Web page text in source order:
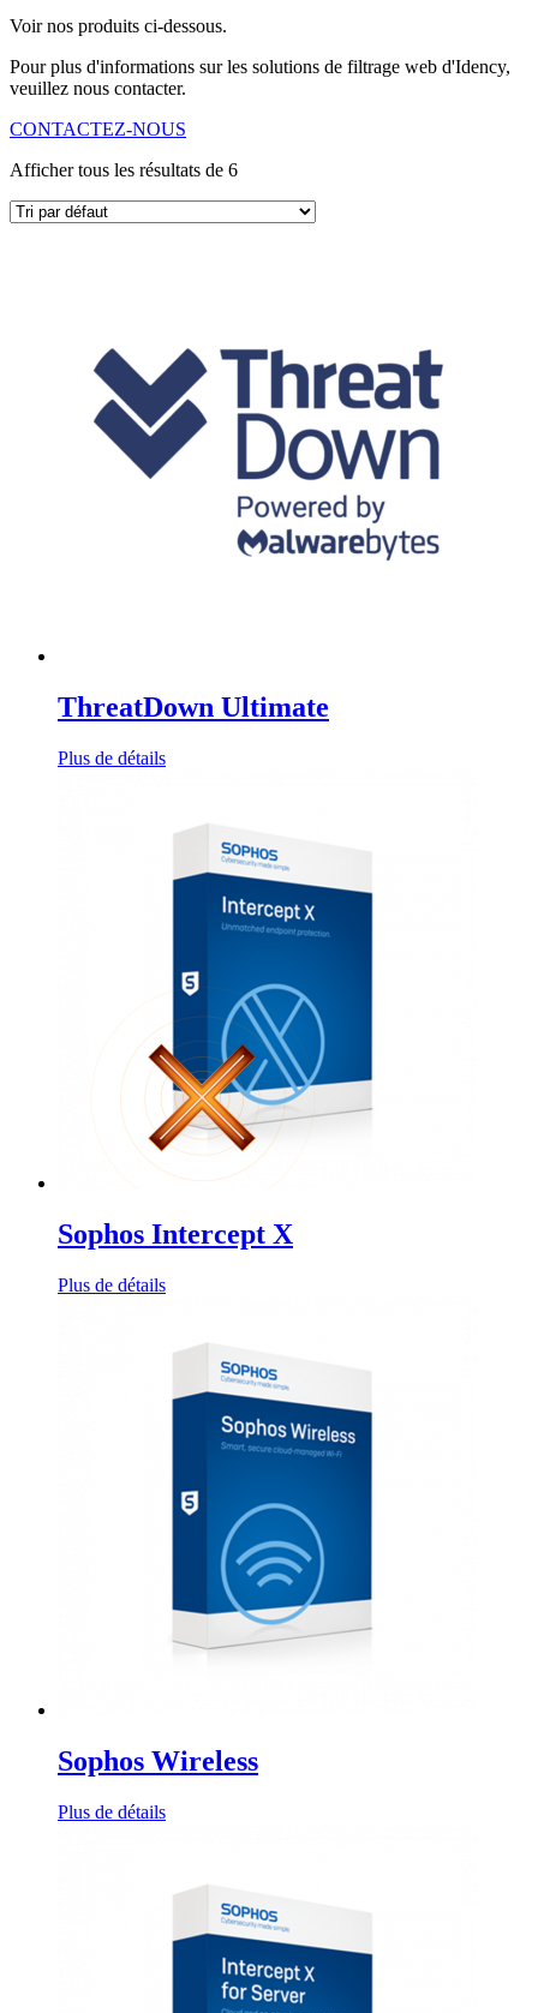
Voir nos produits ci-dessous.
Pour plus d'informations sur les solutions de filtrage web d'Idency,
veuillez nous contacter.
CONTACTEZ-NOUS
Afficher tous les résultats de 6
ThreatDown Ultimate
Plus de détails
Sophos Intercept X
Plus de détails
Sophos Wireless
Plus de détails